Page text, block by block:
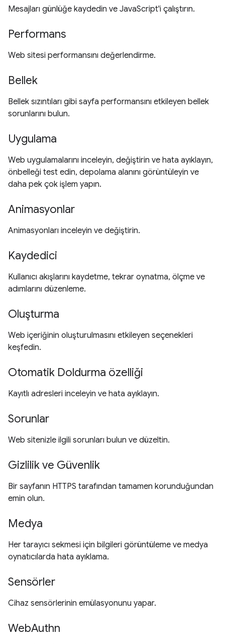
Mesajları günlüğe kaydedin ve JavaScript'i çalıştırın.
Performans
Web sitesi performansını değerlendirme.
Bellek
Bellek sızıntıları gibi sayfa performansını etkileyen bellek
sorunlarını bulun.
Uygulama
Web uygulamalarını inceleyin, değiştirin ve hata ayıklayın,
önbelleği test edin, depolama alanını görüntüleyin ve
daha pek çok işlem yapın.
Animasyonlar
Animasyonları inceleyin ve değiştirin.
Kaydedici
Kullanıcı akışlarını kaydetme, tekrar oynatma, ölçme ve
adımlarını düzenleme.
Oluşturma
Web içeriğinin oluşturulmasını etkileyen seçenekleri
keşfedin.
Otomatik Doldurma özelliği
Kayıtlı adresleri inceleyin ve hata ayıklayın.
Sorunlar
Web sitenizle ilgili sorunları bulun ve düzeltin.
Gizlilik ve Güvenlik
Bir sayfanın HTTPS tarafından tamamen korunduğundan
emin olun.
Medya
Her tarayıcı sekmesi için bilgileri görüntüleme ve medya
oynatıcılarda hata ayıklama.
Sensörler
Cihaz sensörlerinin emülasyonunu yapar.
WebAuthn